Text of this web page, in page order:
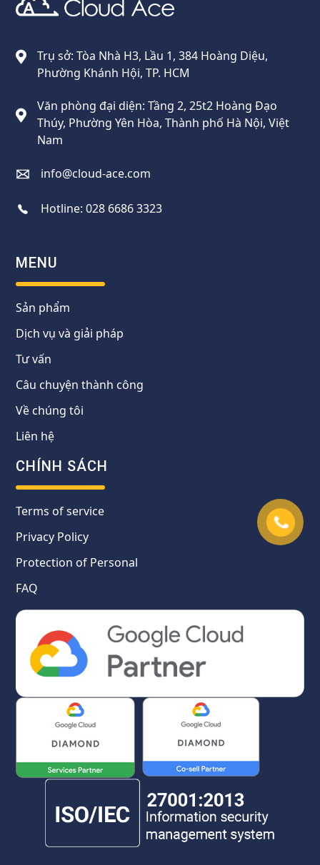
Trụ sở: Tòa Nhà H3, Lầu 1, 384 Hoàng Diệu,
Phường Khánh Hội, TP. HCM
Văn phòng đại diện: Tầng 2, 25t2 Hoàng Đạo
Thúy, Phường Yên Hòa, Thành phố Hà Nội, Việt
Nam
info@cloud-ace.com
Hotline:028 6686 3323
MENU
Sản phẩm
Dịch vụ và giải pháp
Tư vấn
Câu chuyện thành công
Về chúng tôi
Liên hệ
CHÍNH SÁCH
Terms of service
Privacy Policy
Protection of Personal
FAQ